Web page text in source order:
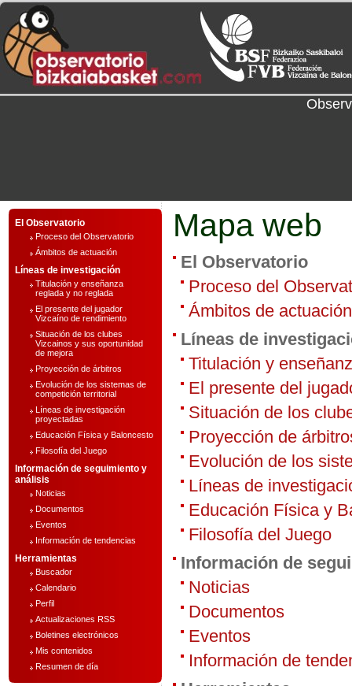
El Observatorio
Proceso del Observatorio
Ámbitos de actuación
Líneas de investigación
Titulación y enseñanza
reglada y no reglada
El presente del jugador
Vizcaíno de rendimiento
Situación de los clubes
Vizcainos y sus oportunidad
de mejora
Proyección de árbitros
Evolución de los sistemas de
competición territorial
Líneas de investigación
proyectadas
Educación Física y Baloncesto
Filosofía del Juego
Información de seguimiento y
análisis
Noticias
Documentos
Eventos
Información de tendencias
Herramientas
Buscador
Calendario
Perfil
Actualizaciones RSS
Boletines electrónicos
Mis contenidos
Resumen de día
Mapa web
El Observatorio
Proceso del
Ámbitos de actuación
Líneas de
Titulación y
El presente del
Situación de los
Proyección de
Evolución de los
Líneas de
Educación Física y
Filosofía del Juego
Información de
Noticias
Documentos
Eventos
Información de